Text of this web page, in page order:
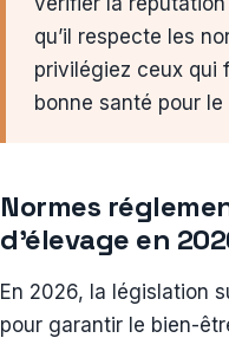
qu’il respecte les
privilégiez ceux qui
bonne santé pour le
Normes
d’élevage en
En 2026, la législation
pour garantir le bien-